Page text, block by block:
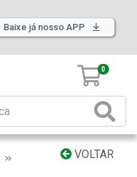
Baixe já nosso APP
0
VOLTAR